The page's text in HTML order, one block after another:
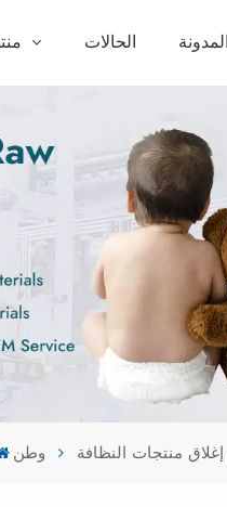
الحالات
وطن منتجات النظافة